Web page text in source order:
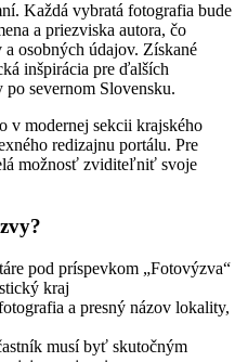
Každá vybratá fotografia bude
a priezviska autora, čo
osobných údajov. Získané
inšpirácia pre ďalších
severnom Slovensku.
v modernej sekcii krajského
redizajnu portálu. Pre
možnosť zviditeľniť svoje
pod príspevkom „Fotovýzva“
kraj
a presný názov lokality,
musí byť skutočným